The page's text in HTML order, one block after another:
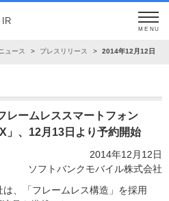
IR
MENU
ニュース プレスリリース 2014年12月12日
レームレススマートフォン
」、12月13日より予約開始
2014年12月12日
ソフトバンクモバイル株式会社
、「フレームレス構造」を採用